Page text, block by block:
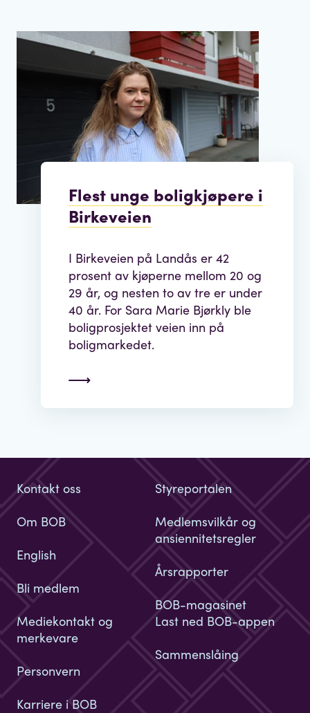
Flest unge boligkjøpere i
Birkeveien
I Birkeveien på Landås er 42
prosent av kjøperne mellom 20 og
29 år, og nesten to av tre er under
40 år. For Sara Marie Bjørkly ble
boligprosjektet veien inn på
boligmarkedet.
Kontakt oss
Om BOB
English
Bli medlem
Styreportalen
Medlemsvilkår og
ansiennitetsregler
Årsrapporter
BOB-magasinet
Mediekontakt og
merkevare
Personvern
Karriere i BOB
Last ned BOB-appen
Sammenslåing